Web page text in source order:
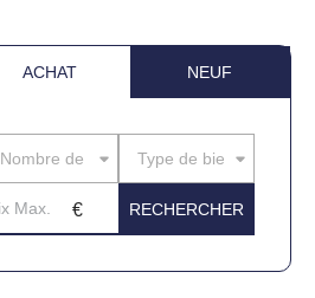
ACHAT NEUF
Nombre de piècesType de bien